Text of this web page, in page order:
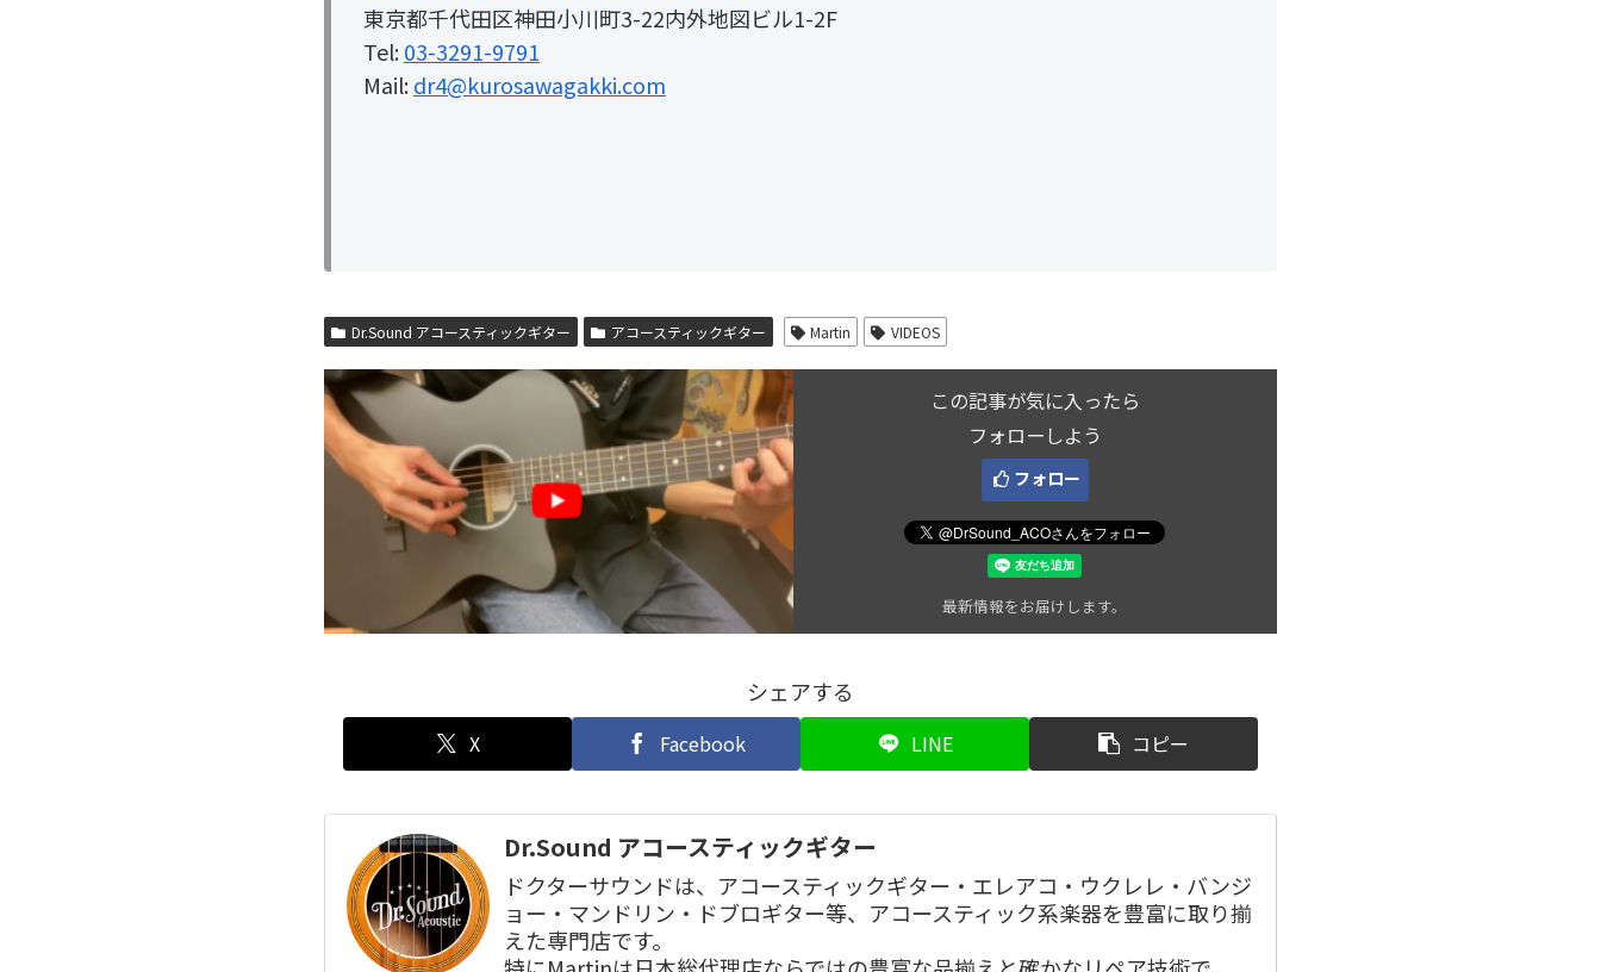
東京都千代田区神田小川町3-22内外地図ビル1-2F
Tel: 03-3291-9791
Mail: dr4@kurosawagakki.com
Dr.Sound アコースティックギター アコースティックギター Martin VIDEOS
この記事が気に入ったら
フォローしよう
フォロー
最新情報をお届けします。
シェアする
X Facebook LINE コピー
Dr.Sound アコースティックギター
ドクターサウンドは、アコースティックギター・エレアコ・ウクレレ・バンジ
ョー・マンドリン・ドブロギター等、アコースティック系楽器を豊富に取り揃
えた専門店です。